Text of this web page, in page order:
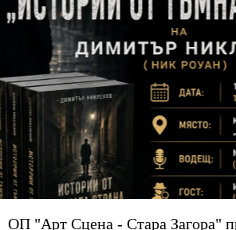
ОП "Арт Сцена - Стара Загора"